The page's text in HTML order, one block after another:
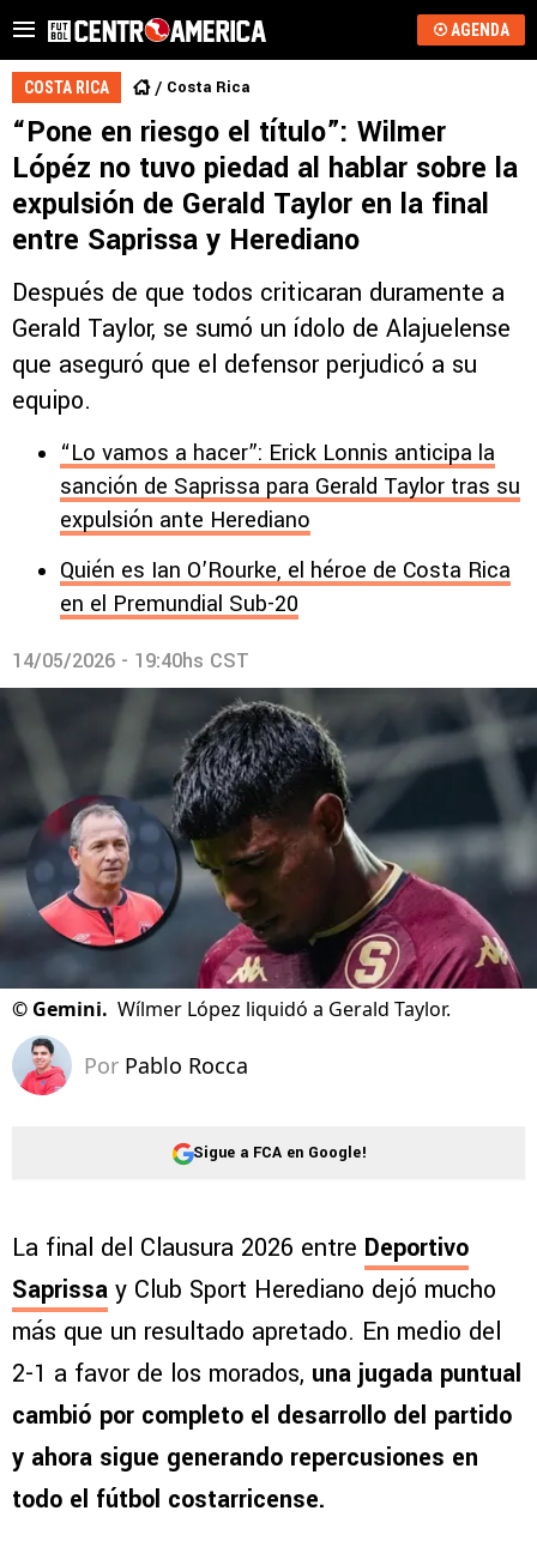
AGENDA
COSTA RICA Costa Rica
“Pone en riesgo el título”: Wilmer
Lópéz no tuvo piedad al hablar sobre la
expulsión de Gerald Taylor en la final
entre Saprissa y Herediano
Después de que todos criticaran duramente a
Gerald Taylor, se sumó un ídolo de Alajuelense
que aseguró que el defensor perjudicó a su
equipo.
“Lo vamos a hacer”: Erick Lonnis anticipa la
sanción de Saprissa para Gerald Taylor tras su
expulsión ante Herediano
Quién es Ian O’Rourke, el héroe de Costa Rica
en el Premundial Sub-20
14/05/2026 - 19:40hs CST
© Gemini. Wílmer López liquidó a Gerald Taylor.
Por Pablo Rocca
Sigue a FCA en Google!
La final del Clausura 2026 entre Deportivo
Saprissa y Club Sport Herediano dejó mucho
más que un resultado apretado. En medio del
2-1 a favor de los morados, una jugada puntual
cambió por completo el desarrollo del partido
y ahora sigue generando repercusiones en
todo el fútbol costarricense.